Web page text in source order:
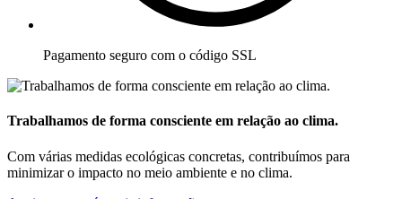
Pagamento seguro com o código SSL
Trabalhamos de forma consciente em relação ao clima.
Com várias medidas ecológicas concretas, contribuímos para
minimizar o impacto no meio ambiente e no clima.